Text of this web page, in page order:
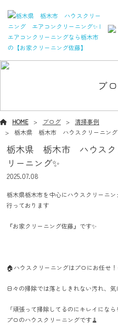
ブ
HOME ブログ
清掃事例
栃木県 栃木市 ハウスクリーニン
栃木県 栃木市 ハウスク
リーニング✨
2025.07.08
栃木県栃木市を中心にハウスクリーニ
行っております
『お家クリーニング佐藤』です✨
🏠ハウスクリーニングはプロにお任せ
日々の掃除では落としきれない汚れ、
「頑張って掃除してるのにキレイにな
プロのハウスクリーニングです🧹